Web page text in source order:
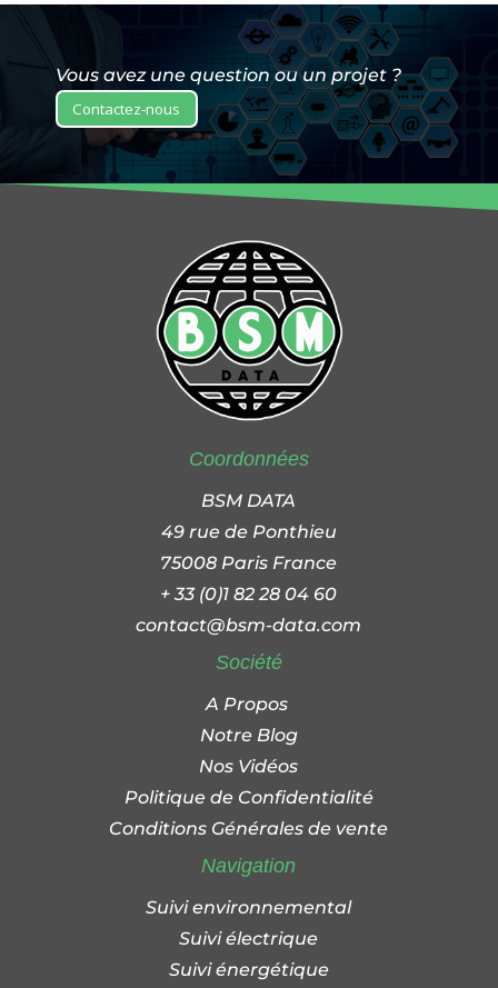
Vous avez une question ou un projet ?
Contactez-nous
Coordonnées
BSM DATA
49 rue de Ponthieu
75008 Paris France
+ 33 (0)1 82 28 04 60
contact@bsm-data.com
Société
A Propos
Notre Blog
Nos Vidéos
Politique de Confidentialité
Conditions Générales de vente
Navigation
Suivi environnemental
Suivi électrique
Suivi énergétique